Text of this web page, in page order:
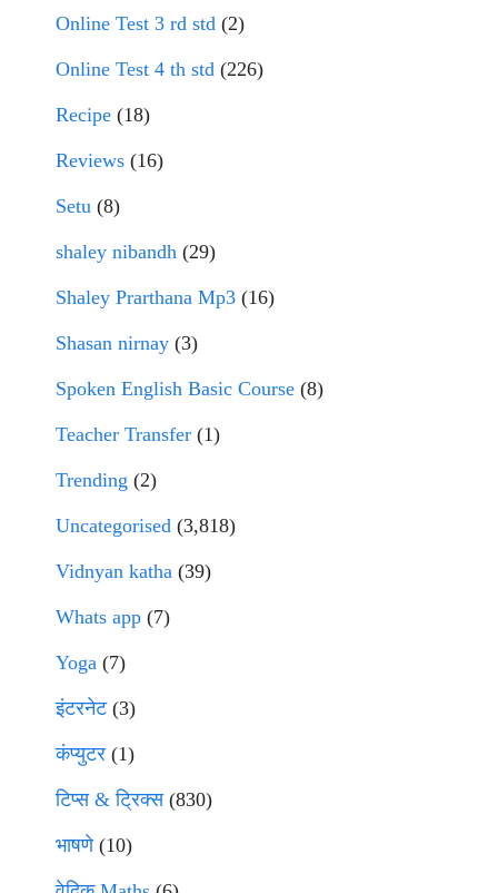
Online Test 3 rd std (2)
Online Test 4 th std (226)
Recipe (18)
Reviews (16)
Setu (8)
shaley nibandh (29)
Shaley Prarthana Mp3 (16)
Shasan nirnay (3)
Spoken English Basic Course (8)
Teacher Transfer (1)
Trending (2)
Uncategorised (3,818)
Vidnyan katha (39)
Whats app (7)
Yoga (7)
इंटरनेट(3)
कंप्युटर (1)
टिप्स & ट्रिक्स(830)
भाषणे(10)